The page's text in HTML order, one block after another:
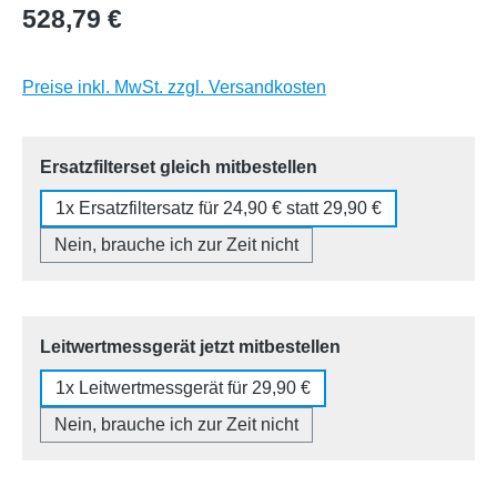
Regulärer Preis:
528,79 €
Preise inkl. MwSt. zzgl. Versandkosten
Ersatzfilterset gleich mitbestellen
1x Ersatzfiltersatz für 24,90 € statt 29,90 €
Nein, brauche ich zur Zeit nicht
Leitwertmessgerät jetzt mitbestellen
1x Leitwertmessgerät für 29,90 €
Nein, brauche ich zur Zeit nicht